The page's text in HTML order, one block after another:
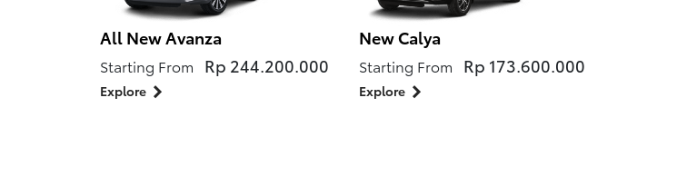
All New Avanza
Starting From Rp 244.200.000
Explore
New Calya
Starting From Rp 173.600.000
Explore